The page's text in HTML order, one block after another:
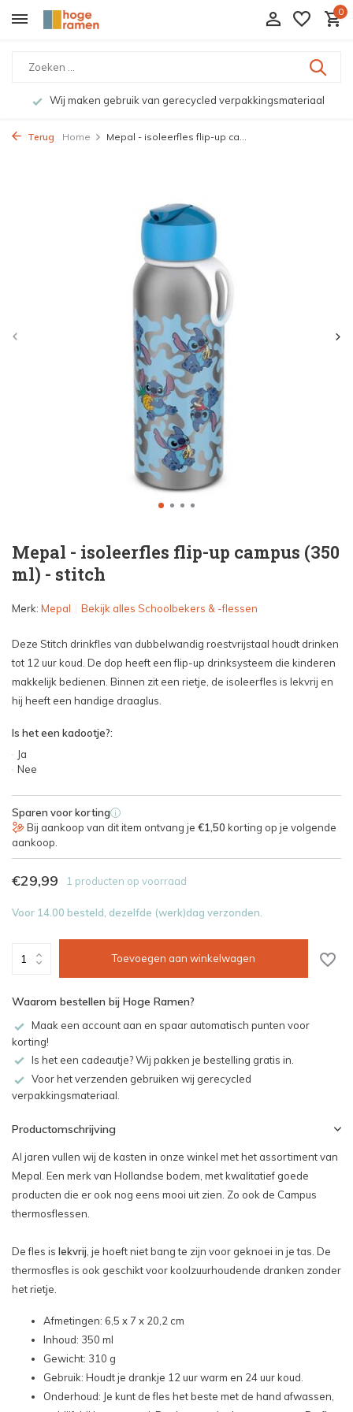
0
Wij maken gebruik van gerecycled verpakkingsmateriaal
Terug Home Mepal - isoleerfles flip-up ca...
Mepal - isoleerfles flip-up campus (350
ml) - stitch
Merk: Mepal Bekijk alles Schoolbekers & -flessen
Deze Stitch drinkfles van dubbelwandig roestvrijstaal houdt drinken
tot 12 uur koud. De dop heeft een flip-up drinksysteem die kinderen
makkelijk bedienen. Binnen zit een rietje, de isoleerfles is lekvrij en
hij heeft een handige draaglus.
Is het een kadootje?:
Ja
Nee
Sparen voor korting i
Bij aankoop van dit item ontvang je €1,50 korting op je volgende
aankoop.
€29,99 1 producten op voorraad
Voor 14.00 besteld, dezelfde (werk)dag verzonden.
Toevoegen aan winkelwagen
Waarom bestellen bij Hoge Ramen?
Maak een account aan en spaar automatisch punten voor
korting!
Is het een cadeautje? Wij pakken je bestelling gratis in.
Voor het verzenden gebruiken wij gerecycled
verpakkingsmateriaal.
Productomschrijving
Al jaren vullen wij de kasten in onze winkel met het assortiment van
Mepal. Een merk van Hollandse bodem, met kwalitatief goede
producten die er ook nog eens mooi uit zien. Zo ook de Campus
thermosflessen.
De fles is lekvrij, je hoeft niet bang te zijn voor geknoei in je tas. De
thermosfles is ook geschikt voor koolzuurhoudende dranken zonder
het rietje.
Afmetingen: 6,5 x 7 x 20,2 cm
Inhoud: 350 ml
Gewicht: 310 g
Gebruik: Houdt je drankje 12 uur warm en 24 uur koud.
Onderhoud: Je kunt de fles het beste met de hand afwassen,